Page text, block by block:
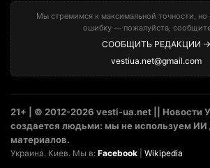
Мы стремимся к максимальной точности, но
ошибку — пожалуйста,
СООБЩИТЬ РЕДАКЦИИ →
vestiua.net@gmail.com
21+ | © 2012-2026 vesti-ua.net || Новости
создается людьми: мы не используем ИИ
материалов.
Украина. Киев. Мы в: Facebook Wikipedia